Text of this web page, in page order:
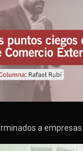
a empresas…